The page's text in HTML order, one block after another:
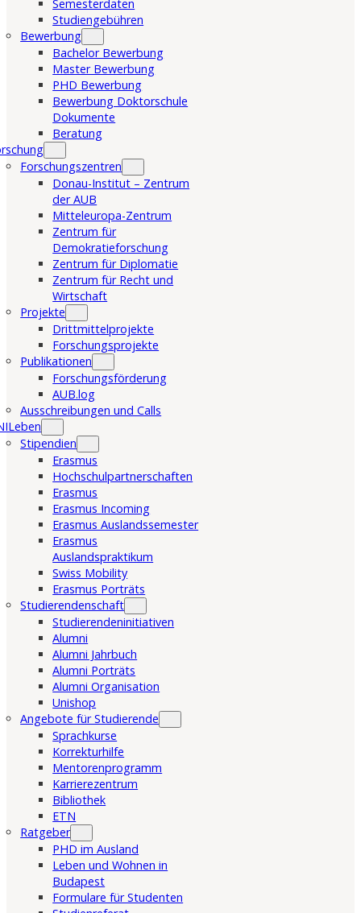
Semesterdaten
Studiengebühren
Bewerbung
Bachelor Bewerbung
Master Bewerbung
PHD Bewerbung
Bewerbung Doktorschule
Dokumente
Beratung
Forschungszentren
Donau-Institut – Zentrum
der AUB
Mitteleuropa-Zentrum
Zentrum für
Demokratieforschung
Zentrum für Diplomatie
Zentrum für Recht und
Wirtschaft
Projekte
Drittmittelprojekte
Forschungsprojekte
Publikationen
Forschungsförderung
AUB.log
Ausschreibungen und Calls
Stipendien
Erasmus
Hochschulpartnerschaften
Erasmus
Erasmus Incoming
Erasmus Auslandssemester
Erasmus
Auslandspraktikum
Swiss Mobility
Erasmus Porträts
Studierendenschaft
Studierendeninitiativen
Alumni
Alumni Jahrbuch
Alumni Porträts
Alumni Organisation
Unishop
Angebote für Studierende
Sprachkurse
Korrekturhilfe
Mentorenprogramm
Karrierezentrum
Bibliothek
ETN
Ratgeber
PHD im Ausland
Leben und Wohnen in
Budapest
Formulare für Studenten